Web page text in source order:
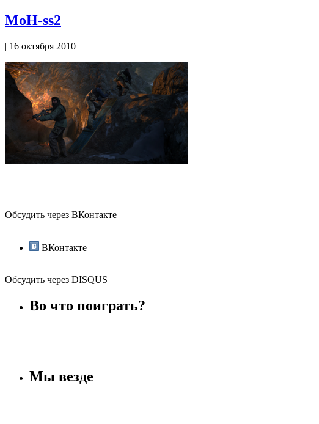
MoH-ss2
| 16 октября 2010
Обсудить через ВКонтакте
ВКонтакте
Обсудить через DISQUS
Во что поиграть?
Мы везде